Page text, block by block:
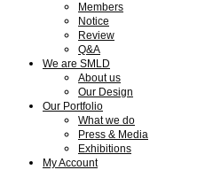
Members
Notice
Review
Q&A
We are SMLD
About us
Our Design
Our Portfolio
What we do
Press & Media
Exhibitions
My Account